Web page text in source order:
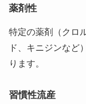
薬剤性
特定の薬剤（クロ
ド、キニジンなど
ります。
習慣性流産